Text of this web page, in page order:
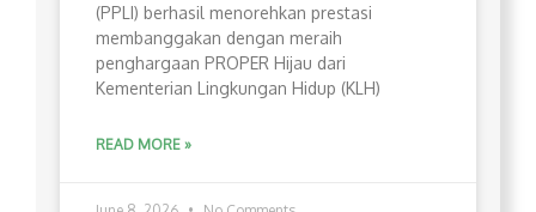
(PPLI) berhasil menorehkan prestasi
membanggakan dengan meraih
penghargaan PROPER Hijau dari
Kementerian Lingkungan Hidup (KLH)
READ MORE »